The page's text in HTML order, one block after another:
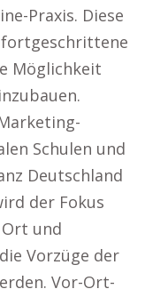
Praxis. Diese
Möglichkeit
Schulen und
Deutschland
der Fokus
und
Vorzüge der
Vor-Ort-